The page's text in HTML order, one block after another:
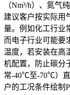
（Nm³/h）、氮气
建议客户按实际用
量。例如化工行业
而电子行业可能要
温度，若安装在高
机配置，防止碳分
常-40℃至-70℃）
户的工况条件绘制